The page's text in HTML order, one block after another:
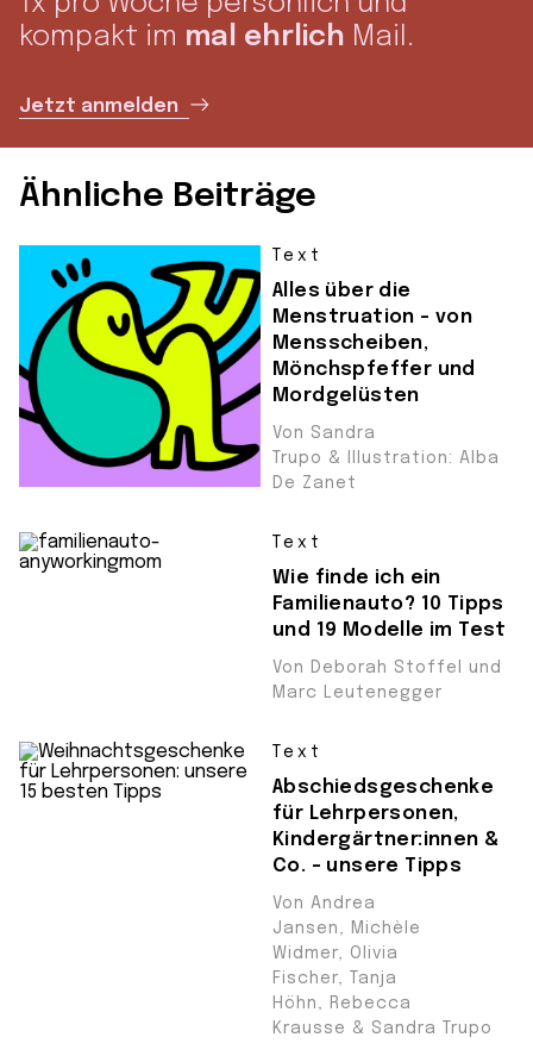
kompakt im mal ehrlich Mail.
Jetzt anmelden
Ähnliche Beiträge
Text
Alles über die
Menstruation – von
Mensscheiben,
Mönchspfeffer und
Mordgelüsten
Von Sandra
Trupo & Illustration: Alba
De Zanet
Text
Wie finde ich ein
Familienauto? 10 Tipps
und 19 Modelle im Test
Von Deborah Stoffel und
Marc Leutenegger
Text
Abschiedsgeschenke
für Lehrpersonen,
Kindergärtner:innen &
Co. – unsere Tipps
Von Andrea
Jansen, Michèle
Widmer, Olivia
Fischer, Tanja
Höhn, Rebecca
Krausse & Sandra Trupo